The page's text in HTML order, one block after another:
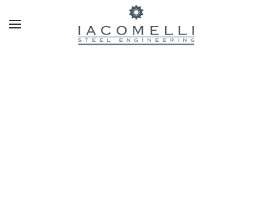
Skip to main content